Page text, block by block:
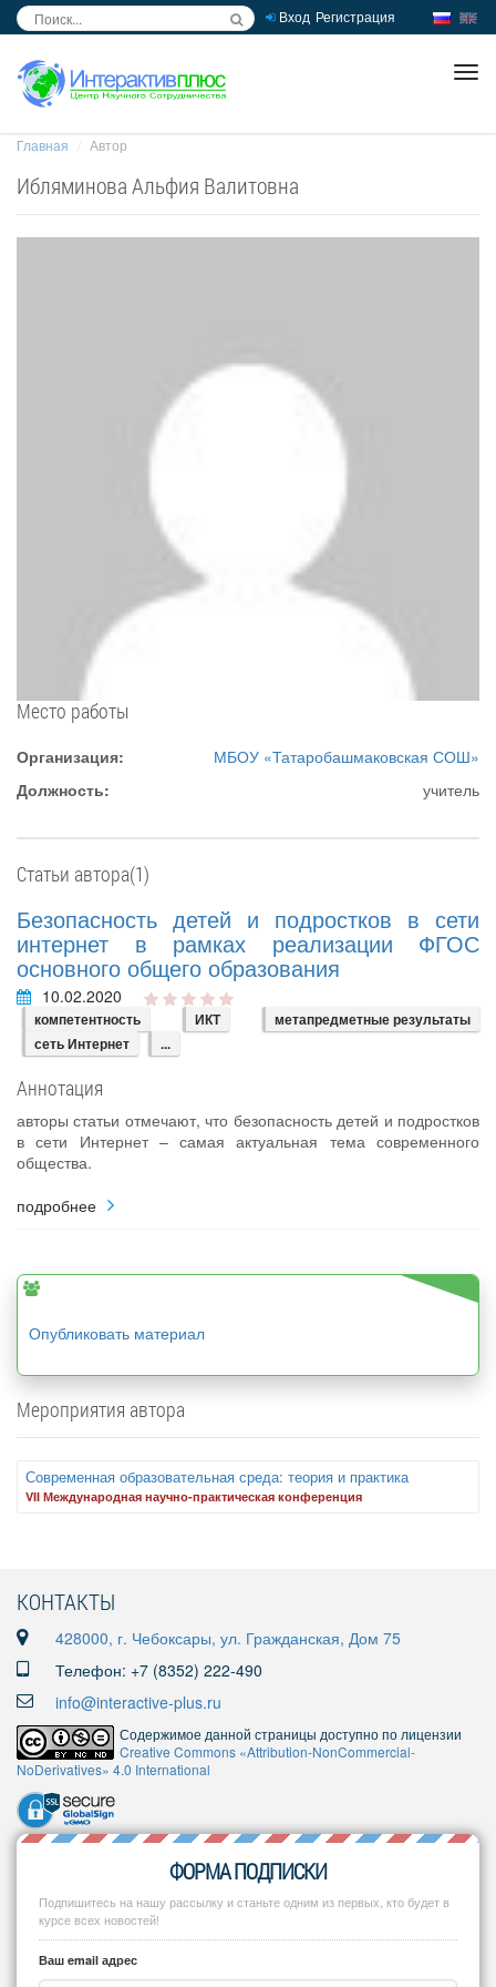
Вход Регистрация
Главная Автор
Ибляминова Альфия Валитовна
Место работы
Организация:
МБОУ «Татаробашмаковская СОШ»
Должность:
учитель
Статьи автора(1)
Безопасность детей и подростков в сети
интернет в рамках реализации ФГОС
основного общего образования
10.02.2020
компетентность ИКТ
метапредметные результаты
сеть Интернет
...
Аннотация
авторы статьи отмечают, что безопасность детей и подростков
в сети Интернет – самая актуальная тема современного
общества.
подробнее
Опубликовать материал
Мероприятия автора
Современная образовательная среда: теория и практика
VII Международная научно-практическая конференция
КОНТАКТЫ
428000, г. Чебоксары, ул. Гражданская, Дом 75
Телефон: +7 (8352) 222-490
info@interactive-plus.ru
Содержимое данной страницы доступно по лицензии
Creative Commons «Attribution-NonCommercial-
NoDerivatives» 4.0 International
ФОРМА ПОДПИСКИ
Подпишитесь на нашу рассылку и станьте одним из первых, кто будет в
курсе всех новостей!
Ваш email адрес